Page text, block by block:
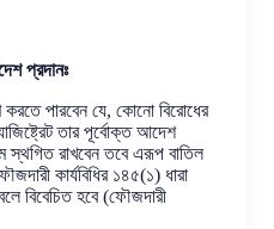
প্রদানঃ
করতে পারবেন যে, কোনো বিরোধের
তার পূর্বোক্ত আদেশ
স্থগিত রাখবেন তবে এরূপ বাতিল
কার্যবিধির ১৪৫(১) ধারা
বিবেচিত হবে (ফৌজদারী